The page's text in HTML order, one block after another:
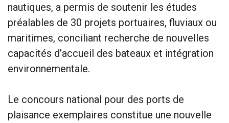
nautiques, a permis de soutenir les études
préalables de 30 projets portuaires, fluviaux ou
maritimes, conciliant recherche de nouvelles
capacités d’accueil des bateaux et intégration
environnementale.
Le concours national pour des ports de
plaisance exemplaires constitue une nouvelle